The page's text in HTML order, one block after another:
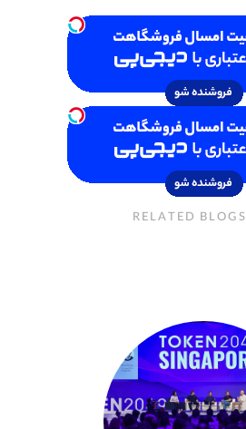
RELATED BLOGS